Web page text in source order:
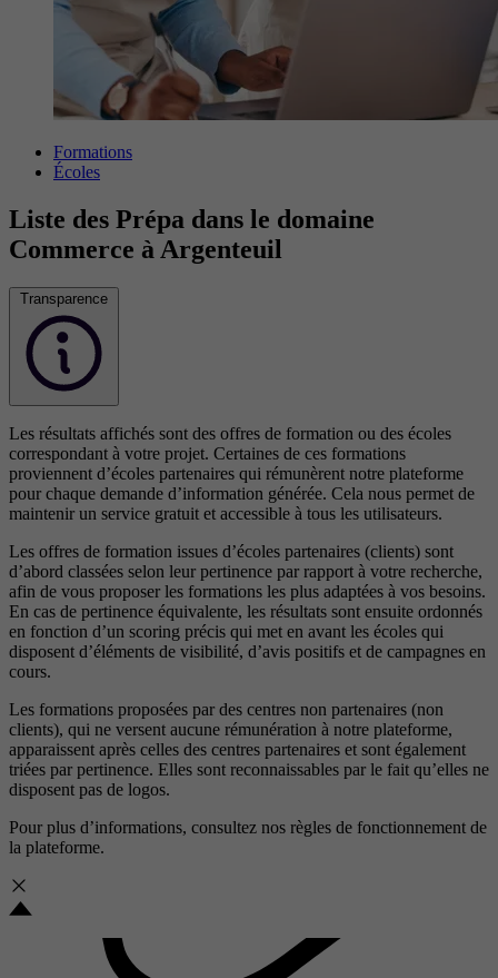
Formations
Écoles
Liste des Prépa dans le domaine
Commerce à Argenteuil
Transparence
Les résultats affichés sont des offres de formation ou des écoles
correspondant à votre projet. Certaines de ces formations
proviennent d’écoles partenaires qui rémunèrent notre plateforme
pour chaque demande d’information générée. Cela nous permet de
maintenir un service gratuit et accessible à tous les utilisateurs.
Les offres de formation issues d’écoles partenaires (clients) sont
d’abord classées selon leur pertinence par rapport à votre recherche,
afin de vous proposer les formations les plus adaptées à vos besoins.
En cas de pertinence équivalente, les résultats sont ensuite ordonnés
en fonction d’un scoring précis qui met en avant les écoles qui
disposent d’éléments de visibilité, d’avis positifs et de campagnes en
cours.
Les formations proposées par des centres non partenaires (non
clients), qui ne versent aucune rémunération à notre plateforme,
apparaissent après celles des centres partenaires et sont également
triées par pertinence. Elles sont reconnaissables par le fait qu’elles ne
disposent pas de logos.
Pour plus d’informations, consultez nos règles de fonctionnement de
la plateforme.